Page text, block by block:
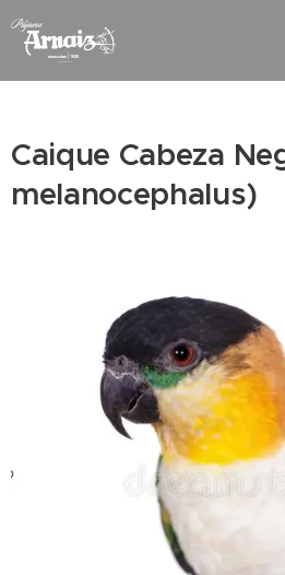
Caique Cabeza
melanocephalus)